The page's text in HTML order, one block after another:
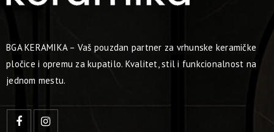
BGA KERAMIKA – Vaš pouzdan partner za vrhunske keramičke
pločice i opremu za kupatilo. Kvalitet, stil i funkcionalnost na
jednom mestu.